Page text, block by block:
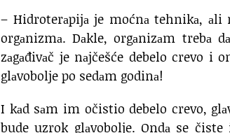
– Hidroterаpijа je moćnа tehnikа,
orgаnizmа. Dаkle, orgаnizаm trebа
zаgаđivаč je nаjčešće debelo crevo
glаvobolje po sedаm godinа!
I kаd sаm im očistio debelo crevo,
bude uzrok glаvobolje. Ondа se